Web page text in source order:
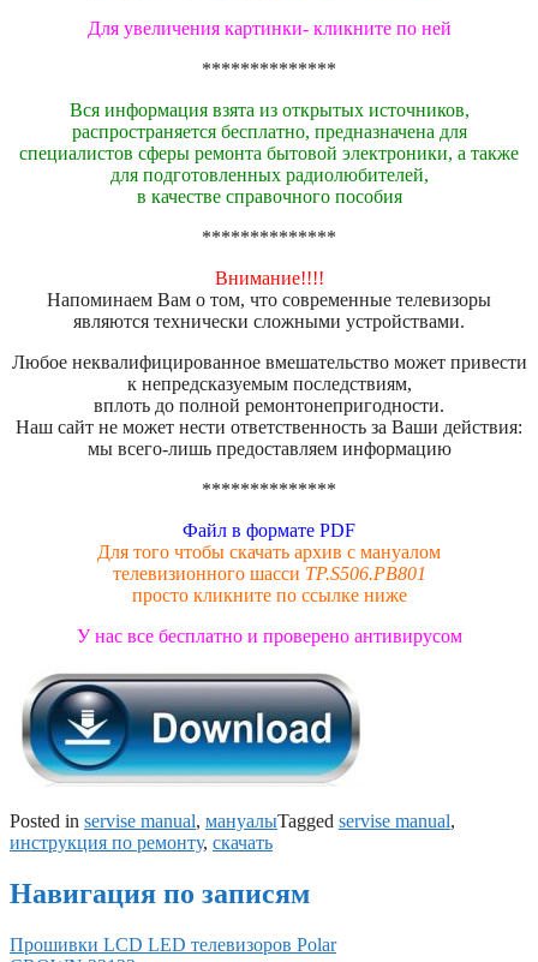
Для увеличения картинки- кликните по ней
**************
Вся информация взята из открытых источников,
распространяется бесплатно, предназначена для
специалистов сферы ремонта бытовой электроники, а также
для подготовленных радиолюбителей,
в качестве справочного пособия
**************
Внимание!!!!
Напоминаем Вам о том, что современные телевизоры
являются технически сложными устройствами.
Любое неквалифицированное вмешательство может привести
к непредсказуемым последствиям,
вплоть до полной ремонтонепригодности.
Наш сайт не может нести ответственность за Ваши действия:
мы всего-лишь предоставляем информацию
**************
Файл в формате PDF
Для того чтобы скачать архив с мануалом
телевизионного шасси TP.S506.PB801
просто кликните по ссылке ниже
У нас все бесплатно и проверено антивирусом
Posted in servise manual, мануалыTagged servise manual,
инструкция по ремонту, скачать
Навигация по записям
Прошивки LCD LED телевизоров Polar